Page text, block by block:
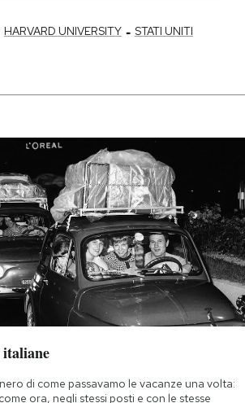
HARVARD UNIVERSITY - STATI UNITI
italiane
di come passavamo le vacanze una volta:
ora, negli stessi posti e con le stesse